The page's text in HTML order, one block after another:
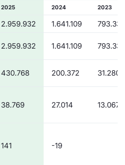
2025 2024 2023
2.959.932 1.641.109
793.339
2.959.932 1.641.109 793.339
430.768 200.372 31.280
38.769 27.014 13.067
141 -19